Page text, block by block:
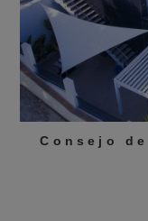
Consejo